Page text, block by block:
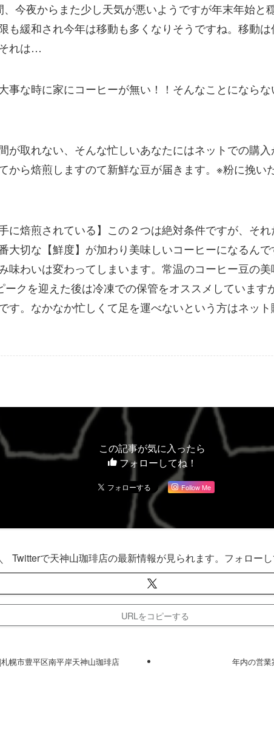
今夜からまた少し天気が悪いようですが年末年始と
も緩和され今年は移動も多くなりそうですね。移動
れは…
事な時に家にコーヒーが無い！！そんなことになら
が取れない、そんな忙しいあなたにはネットでの購
から焙煎しますのて新鮮な豆が届きます。※粉に挽い
に焙煎されている】この２つは絶対条件ですが、そ
大切な【鮮度】が加わり美味しいコーヒーになるん
味わいは変わってしまいます。常温のコーヒー豆の
クを迎えた後は冷凍での保管をオススメしています
す。なかなか忙しくて足を運べないという方はネッ
この記事が気に入ったら
フォローしてね！
Follow Me
Twitterで天神山珈琲店の最新情報が見られます。フォロー
URLをコピーする
幌市豊平区南平岸天神山珈琲店 年内の営